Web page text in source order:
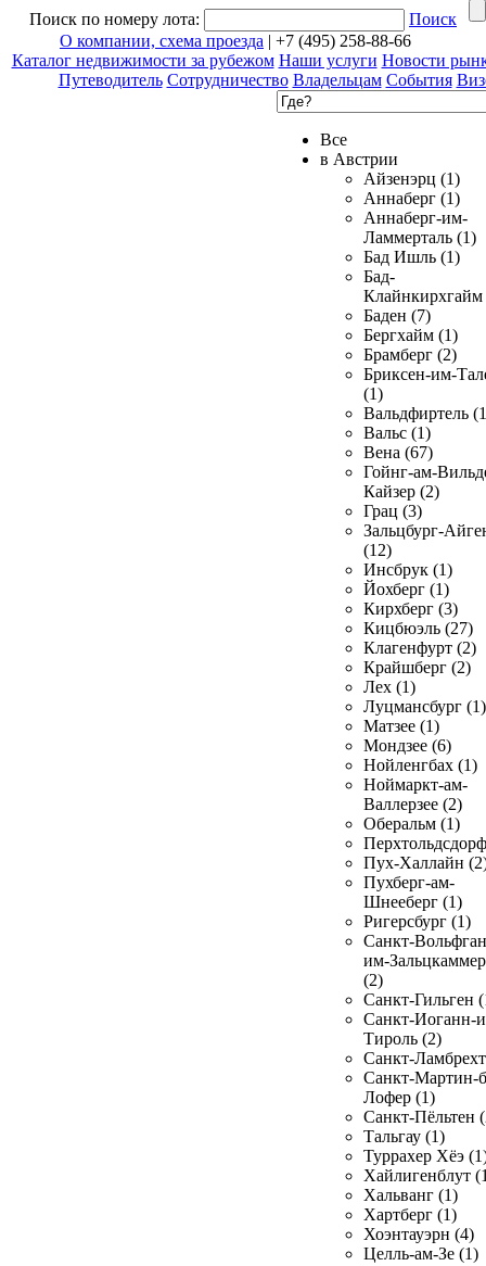
Поиск по номеру лота:
Поиск
О компании, схема проезда | +7 (495) 258-88-66
Каталог недвижимости за рубежом Наши услуги Новости
Путеводитель Сотрудничество Владельцам События
Все
в Австрии
Айзенэрц (1)
Аннаберг (1)
Аннаберг-им-
Ламмерталь (1)
Бад Ишль (1)
Бад-
Клайнкирхгайм
Баден (7)
Бергхайм (1)
Брамберг (2)
Бриксен-им-
(1)
Вальдфиртель
Вальс (1)
Вена (67)
Гойнг-ам-
Кайзер (2)
Грац (3)
Зальцбург-
(12)
Инсбрук (1)
Йохберг (1)
Кирхберг (3)
Кицбюэль (27)
Клагенфурт (2)
Крайшберг (2)
Лех (1)
Луцмансбург (1)
Матзее (1)
Мондзее (6)
Нойленгбах (1)
Ноймаркт-ам-
Валлерзее (2)
Оберальм (1)
Пух-Халлайн
Пухберг-ам-
Шнееберг (1)
Ригерсбург (1)
Санкт-
им-
(2)
Санкт-Гильген
Санкт-Иоганн-
Тироль (2)
Санкт-
Санкт-Мартин-
Лофер (1)
Санкт-Пёльтен
Тальгау (1)
Туррахер Хёэ
Хайлигенблут
Хальванг (1)
Хартберг (1)
Хоэнтауэрн (4)
Целль-ам-Зе (1)